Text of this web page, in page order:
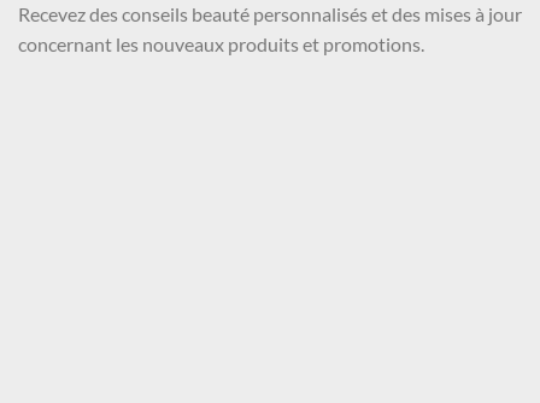
Recevez des conseils beauté personnalisés et des mises à jour
concernant les nouveaux produits et promotions.